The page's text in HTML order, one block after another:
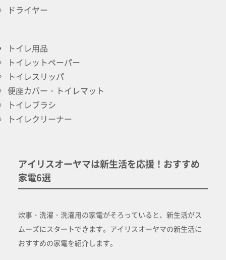
ドライヤー
トイレ用品
トイレットペーパー
トイレスリッパ
便座カバー・トイレマット
トイレブラシ
トイレクリーナー
アイリスオーヤマは新生活を応援！おすすめ
家電6選
炊事・洗濯・洗濯用の家電がそろっていると、新生活がス
ムーズにスタートできます。アイリスオーヤマの新生活に
おすすめの家電を紹介します。